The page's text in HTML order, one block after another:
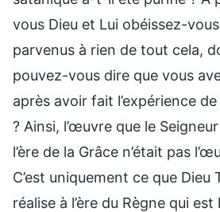
vous Dieu et Lui obéissez-vous
parvenus à rien de tout cela,
pouvez-vous dire que vous
après avoir fait l’expérience
? Ainsi, l’œuvre que le
l’ère de la Grâce n’était pas
C’est uniquement ce que Dieu
réalise à l’ère du Règne qui